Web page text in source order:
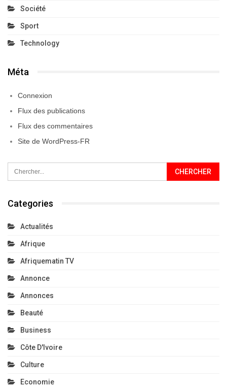
Société
Sport
Technology
Méta
Connexion
Flux des publications
Flux des commentaires
Site de WordPress-FR
Categories
Actualités
Afrique
Afriquematin TV
Annonce
Annonces
Beauté
Business
Côte D'Ivoire
Culture
Economie